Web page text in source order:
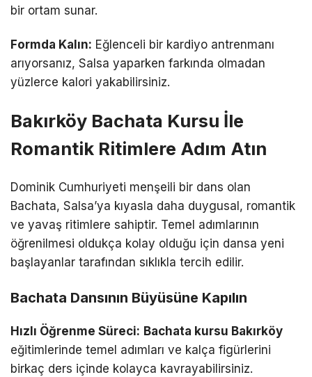
bir ortam sunar.
Formda Kalın: Eğlenceli bir kardiyo antrenmanı
arıyorsanız, Salsa yaparken farkında olmadan
yüzlerce kalori yakabilirsiniz.
Bakırköy Bachata Kursu İle
Romantik Ritimlere Adım Atın
Dominik Cumhuriyeti menşeili bir dans olan
Bachata, Salsa’ya kıyasla daha duygusal, romantik
ve yavaş ritimlere sahiptir. Temel adımlarının
öğrenilmesi oldukça kolay olduğu için dansa yeni
başlayanlar tarafından sıklıkla tercih edilir.
Bachata Dansının Büyüsüne Kapılın
Hızlı Öğrenme Süreci: Bachata kursu Bakırköy
eğitimlerinde temel adımları ve kalça figürlerini
birkaç ders içinde kolayca kavrayabilirsiniz.